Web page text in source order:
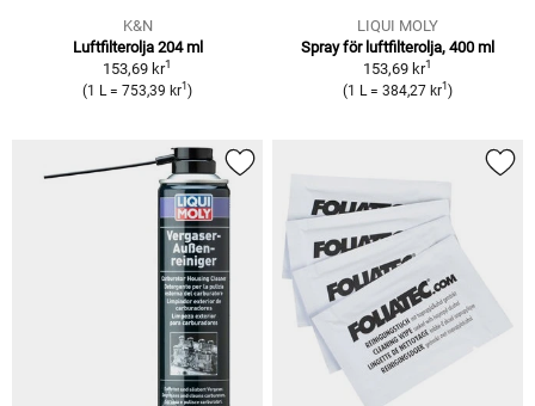
K&N
Luftfilterolja 204 ml
153,69 kr1
(1 L = 753,39 kr1 )
LIQUI MOLY
Spray för luftfilterolja, 400 ml
153,69 kr1
(1 L = 384,27 kr1 )